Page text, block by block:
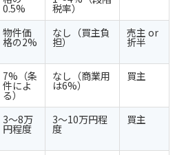
0.5% 税率）
物件価
格の2%
なし（買主負
担）
売主 or
折半
7%（条
件によ
る）
なし（商業用
は6%）
買主
3〜8万
円程度
3〜10万円程
度
買主